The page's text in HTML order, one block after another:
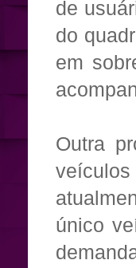
de
do
em
Outra
único